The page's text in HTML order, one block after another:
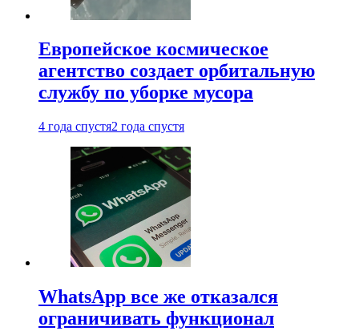
Европейское космическое
агентство создает орбитальную
службу по уборке мусора
4 года спустя2 года спустя
WhatsApp все же отказался
ограничивать функционал